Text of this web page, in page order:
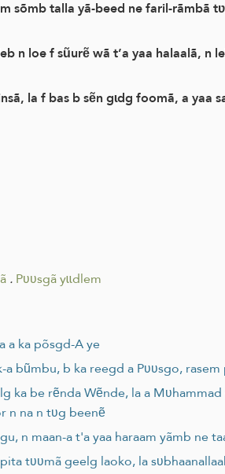
sõmb talla yã-beed ne faril-rãmbã
n loe f sũurẽ wã t’a yaa halaalã, n
la f bas b sẽn gɩdg foomã, a yaa
.Pʋʋsgã yɩɩdlem
a ka põsgd-A ye
bũmbu, b ka reegd a Pʋʋsgo, rasem
ka be rẽnda Wẽnde, la a
n na n tʋg beenẽ
n maan-a t'a yaa haraam yãmb ne
pita tʋʋmã geelg laoko, la